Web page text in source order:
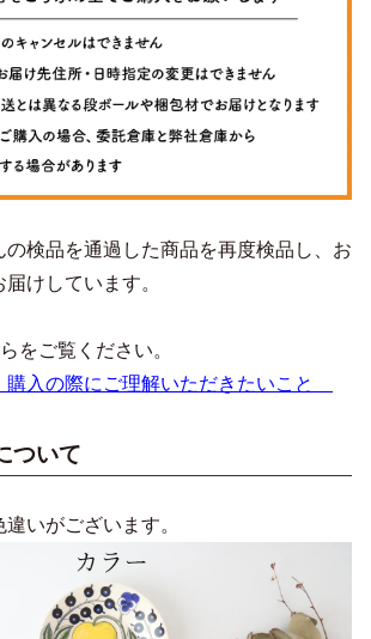
の検品を通過した商品を再度検品し、お
けしています。
をご覧ください。
購入の際にご理解いただきたいこと
ついて
いがございます。